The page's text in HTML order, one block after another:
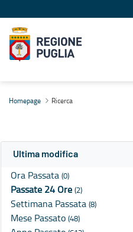
Homepage Ricerca
Ultima modifica
Ora Passata (0)
Passate 24 Ore (2)
Settimana Passata (8)
Mese Passato (48)